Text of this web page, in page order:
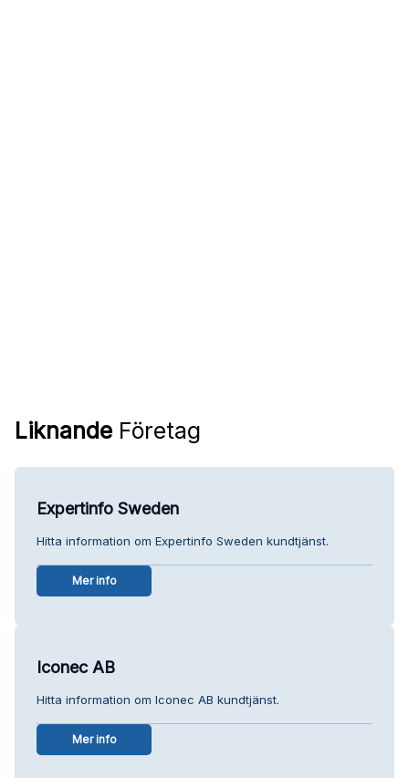
Liknande Företag
Expertinfo Sweden
Hitta information om Expertinfo Sweden kundtjänst.
Mer info
Iconec AB
Hitta information om Iconec AB kundtjänst.
Mer info